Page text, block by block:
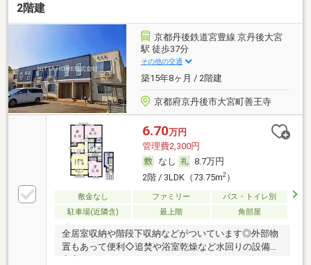
2階建
京都丹後鉄道宮豊線 京丹後大宮
駅 徒歩37分
その他の交通
築15年8ヶ月 / 2階建
京都府京丹後市大宮町善王寺
6.70万円
管理費2,300円
なし
8.7万円
2階 / 3LDK（73.75m2）
敷金なし ファミリー
バス・トイレ別
駐車場(近隣含)
最上階 角部屋
全居室収納や階段下収納などがついています◎外部物
置もあって便利◇追焚や浴室乾燥など水回りの設備も